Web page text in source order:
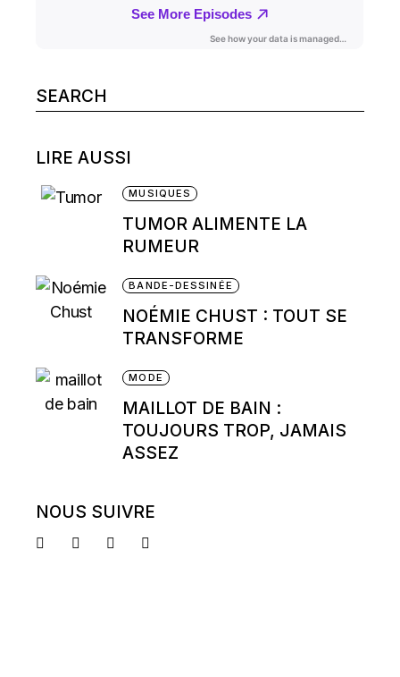
Search
for:
LIRE AUSSI
MUSIQUES
TUMOR ALIMENTE LA
RUMEUR
BANDE-DESSINÉE
NOÉMIE CHUST : TOUT SE
TRANSFORME
MODE
MAILLOT DE BAIN :
TOUJOURS TROP, JAMAIS
ASSEZ
NOUS SUIVRE